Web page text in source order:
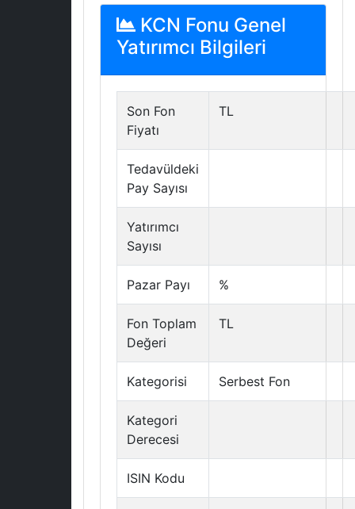
KCN Fonu Genel
Yatırımcı Bilgileri
Son Fon
Fiyatı
TL
Tedavüldeki
Pay Sayısı
Yatırımcı
Sayısı
Pazar Payı %
Fon Toplam
Değeri
TL
Kategorisi Serbest Fon
Kategori
Derecesi
ISIN Kodu